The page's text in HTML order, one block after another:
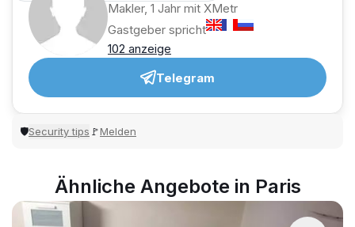
Makler, 1 Jahr mit XMetr
Gastgeber spricht
102 anzeige
Telegram
🛡Security tips 🚩Melden
Ähnliche Angebote in Paris